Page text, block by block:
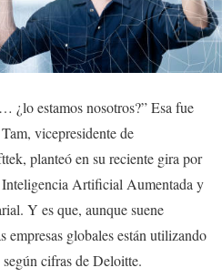
¿lo estamos nosotros?” Esa fue
vicepresidente de
planteó en su reciente gira por
Inteligencia Artificial Aumentada y
Y es que, aunque suene
empresas globales están utilizando
cifras de Deloitte.